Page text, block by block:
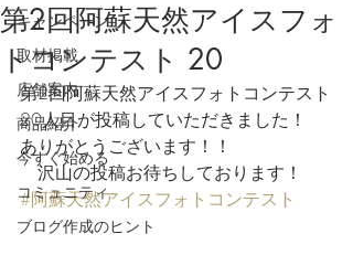
キャンペーン
取材掲載
店舗案内
商品紹介
今すぐ始める
コミュニティ
ブログ作成のヒント
第2回阿蘇天然アイスフォ
トコンテスト 20
第2回阿蘇天然アイスフォトコンテスト
20人目が投稿していただきました！
ありがとうございます！！
沢山の投稿お待ちしております！
#阿蘇天然アイスフォトコンテスト